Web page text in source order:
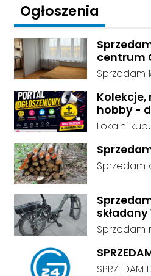
Ogłoszenia
centrum
Sprzedam
Stan
piętro.
dobry.
Kolekcje,
hobby -
Lokalni
w domu.
do Twojej
darmowe
szenia.pl/.
opublikuj
Sprzedam
palenia
zakresie
składany
Bafang
Sprzedam
Bafang |
SPRZEDAM